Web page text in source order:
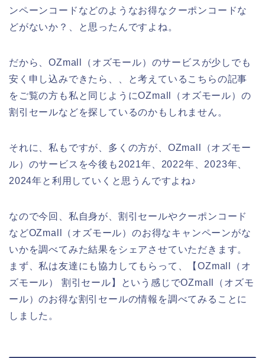
ンペーンコードなどのようなお得なクーポンコードな
どがないか？、と思ったんですよね。
だから、OZmall（オズモール）のサービスが少しでも
安く申し込みできたら、、と考えているこちらの記事
をご覧の方も私と同じようにOZmall（オズモール）の
割引セールなどを探しているのかもしれません。
それに、私もですが、多くの方が、OZmall（オズモー
ル）のサービスを今後も2021年、2022年、2023年、
2024年と利用していくと思うんですよね♪
なので今回、私自身が、割引セールやクーポンコード
などOZmall（オズモール）のお得なキャンペーンがな
いかを調べてみた結果をシェアさせていただきます。
まず、私は友達にも協力してもらって、【OZmall（オ
ズモール） 割引セール】という感じでOZmall（オズモ
ール）のお得な割引セールの情報を調べてみることに
しました。